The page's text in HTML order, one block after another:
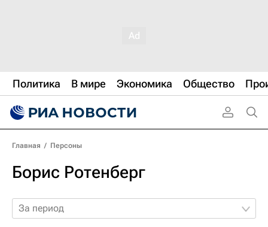
Политика В мире Экономика Общество
Главная / Персоны
Борис Ротенберг
За период